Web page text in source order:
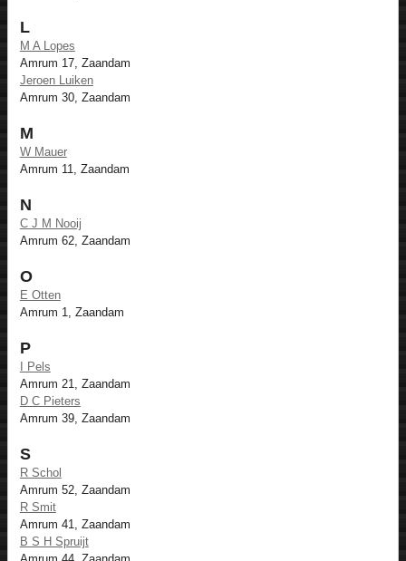
L
M A Lopes
Amrum 17, Zaandam
Jeroen Luiken
Amrum 30, Zaandam
M
W Mauer
Amrum 11, Zaandam
N
C J M Nooij
Amrum 62, Zaandam
O
E Otten
Amrum 1, Zaandam
P
I Pels
Amrum 21, Zaandam
D C Pieters
Amrum 39, Zaandam
S
R Schol
Amrum 52, Zaandam
R Smit
Amrum 41, Zaandam
B S H Spruijt